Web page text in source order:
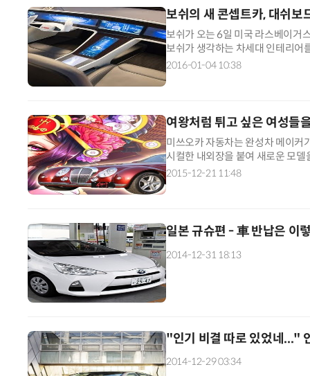
보쉬의 새 콘셉트카, 대쉬보
보쉬가 오는 6일 미국 라스베이거
보쉬가 생각하는 차세대 인테리어
있는 것이 특징이다. 대쉬보드와
2016-01-04 10:38
여왕처럼 튀고 싶은 여성들
미쓰오카 자동차는 완성차 메이커
시컬한 내외장을 붙여 새로운 모델
의 ‘카로라 악시오’를 베이스로 한
2015-12-21 11:48
일본 규슈편 - 車 반납은 이
2014-12-31 18:13
"인기 비결 따로 있었네..."
2014-12-29 03:34